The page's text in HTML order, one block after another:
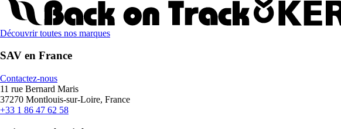
Découvrir toutes nos marques
SAV en France
Contactez-nous
11 rue Bernard Maris
37270 Montlouis-sur-Loire, France
+33 1 86 47 62 58